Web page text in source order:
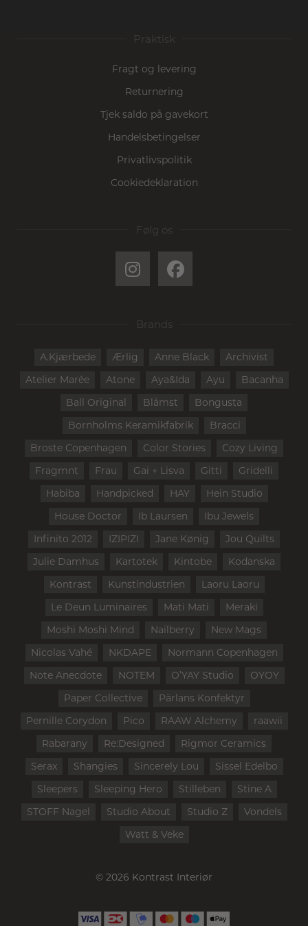
Praktisk
Fragt og levering
Returnering
Tjek saldo på gavekort
Handelsbetingelser
Privatlivspolitik
Cookiedeklaration
Følg os
Brands
A.Kjærbede Ærlig Anne Black
Archivist
Atelier Marée
Atone Aya&Ida Ayu
Bacanha
Ball Original
Blåmst
Bongusta
Bornholms Keramikfabrik
Bracci
Broste Copenhagen
Color Stories
Cozy Living
Fragmnt
Frau Gai + Lisva Gitti
Gridelli
Habiba
Handpicked HAY
Hein Studio
House Doctor
Ib Laursen
Ibu Jewels
Infinito 2012
IZIPIZI Jane Kønig
Jou Quilts
Julie Damhus
Kartotek Kintobe
Kodanska
Kontrast
Kunstindustrien
Laoru Laoru
Le Deun Luminaires
Mati Mati
Meraki
Moshi Moshi Mind
Nailberry
New Mags
Nicolas Vahé
NKDAPE
Normann Copenhagen
Note Anecdote
NOTEM O’YAY Studio
OYOY
Paper Collective
Pärlans Konfektyr
Pernille Corydon
Pico RAAW Alchemy
raawii
Rabarany
Re:Designed
Rigmor Ceramics
Serax
Shangies Sincerely Lou
Sissel Edelbo
Sleepers
Sleeping Hero Stilleben
Stine A
STOFF Nagel
Studio About Studio Z
Vondels
Watt & Veke
© 2026 Kontrast Interiør